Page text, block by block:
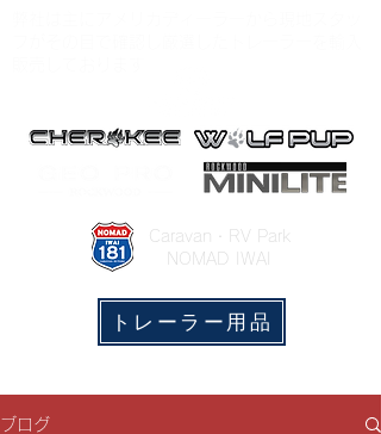
トレーラー用品
​Caravan・RV Park
NOMAD IWAI
ブログ